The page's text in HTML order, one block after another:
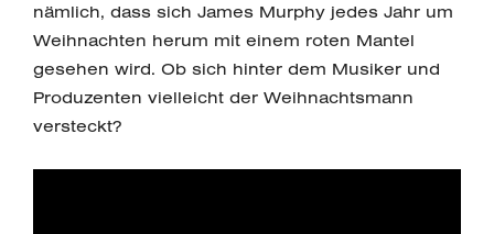
nämlich, dass sich James Murphy jedes Jahr um
Weihnachten herum mit einem roten Mantel
gesehen wird. Ob sich hinter dem Musiker und
Produzenten vielleicht der Weihnachtsmann
versteckt?